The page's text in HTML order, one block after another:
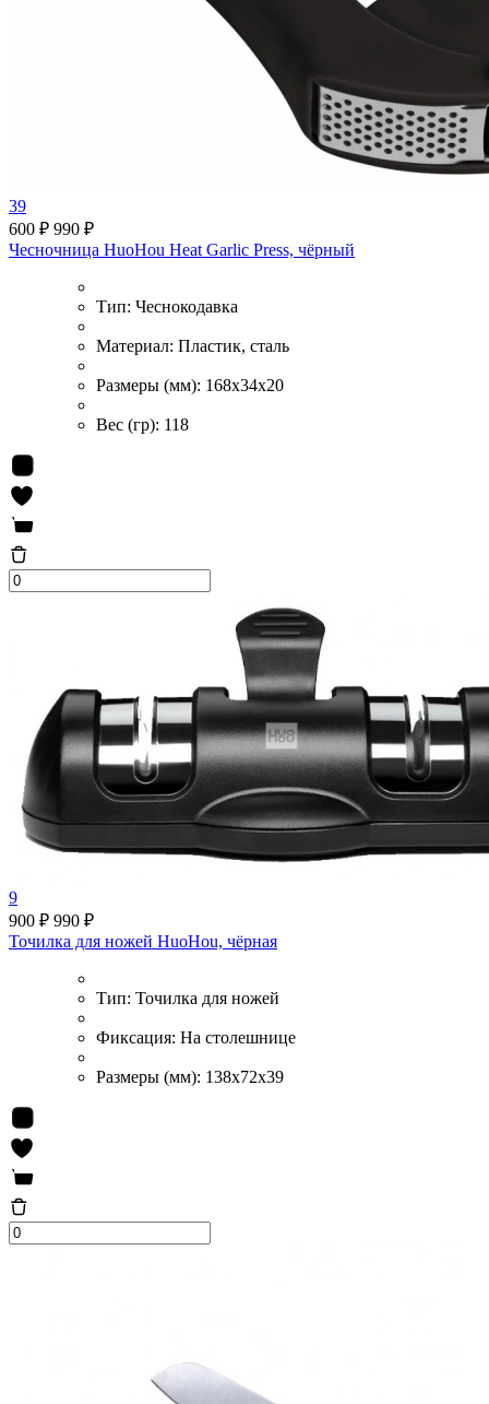
39
600 ₽ 990 ₽
Чесночница HuoHou Heat Garlic Press, чёрный
Тип: Чеснокодавка
Материал: Пластик, сталь
Размеры (мм): 168x34x20
Вес (гр): 118
9
900 ₽ 990 ₽
Точилка для ножей HuoHou, чёрная
Тип: Точилка для ножей
Фиксация: На столешнице
Размеры (мм): 138x72x39